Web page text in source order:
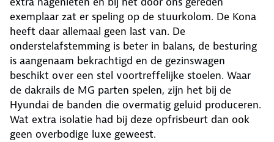
exemplaar zat er speling op de stuurkolom. De Kona
heeft daar allemaal geen last van. De
onderstelafstemming is beter in balans, de besturing
is aangenaam bekrachtigd en de gezinswagen
beschikt over een stel voortreffelijke stoelen. Waar
de dakrails de MG parten spelen, zijn het bij de
Hyundai de banden die overmatig geluid produceren.
Wat extra isolatie had bij deze opfrisbeurt dan ook
geen overbodige luxe geweest.